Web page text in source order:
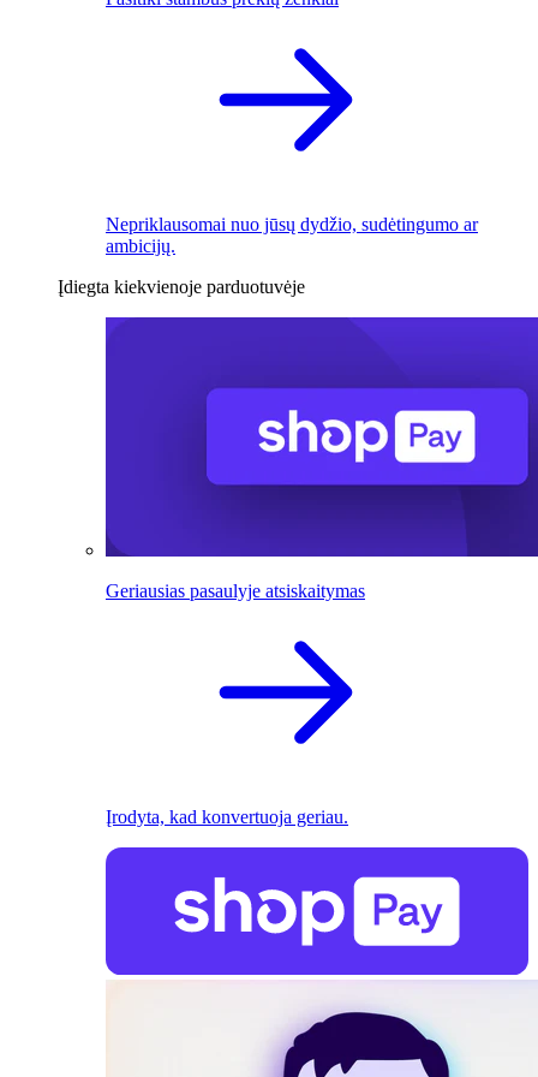
Nepriklausomai nuo jūsų dydžio, sudėtingumo ar
ambicijų.
Įdiegta kiekvienoje parduotuvėje
Geriausias pasaulyje atsiskaitymas
Įrodyta, kad konvertuoja geriau.